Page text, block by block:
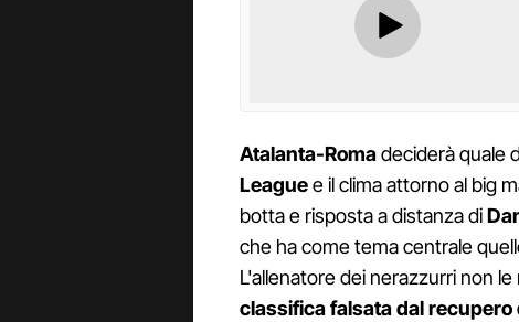
Atalanta-Romadeciderà quale
Leaguee il clima attorno al big
botta e risposta a distanza di
che ha come tema centrale
L'allenatore dei nerazzurri non
classifica falsata dal